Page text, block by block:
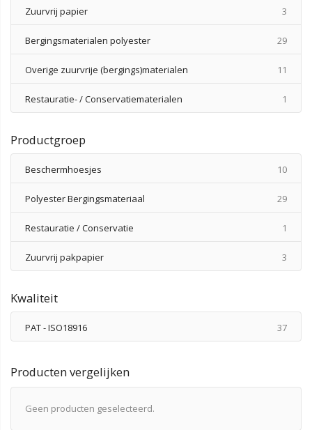
Zuurvrij papier 3
Bergingsmaterialen polyester 29
Overige zuurvrije (bergings)materialen 11
Restauratie- / Conservatiematerialen 1
Productgroep
Beschermhoesjes 10
Polyester Bergingsmateriaal 29
Restauratie / Conservatie 1
Zuurvrij pakpapier 3
Kwaliteit
PAT - ISO18916 37
Producten vergelijken
Geen producten geselecteerd.